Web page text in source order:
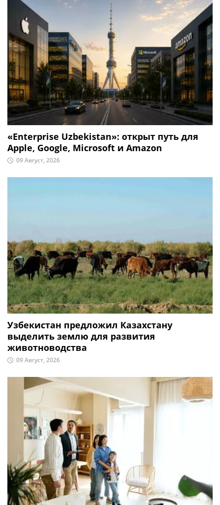
«Enterprise Uzbekistan»: открыт путь для
Apple, Google, Microsoft и Amazon
09 Август, 2026
Узбекистан предложил Казахстану
выделить землю для развития
животноводства
09 Август, 2026